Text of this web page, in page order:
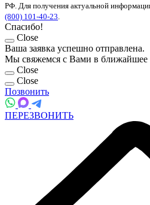
РФ. Для получения актуальной
(800) 101-40-23
Спасибо!
Close
Ваша заявка успешно отправлена.
Мы свяжемся с Вами в ближайшее
Close
Close
Позвонить
ПЕРЕЗВОНИТЬ